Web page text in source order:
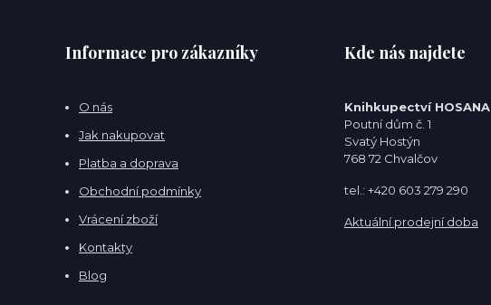
Informace pro zákazníky
O nás
Jak nakupovat
Platba a doprava
Obchodní podmínky
Vrácení zboží
Kontakty
Blog
Kde nás najdete
Knihkupectví HOSANA
Poutní dům č. 1
Svatý Hostýn
768 72 Chvalčov
tel.: +420 603 279 290
Aktuální prodejní doba